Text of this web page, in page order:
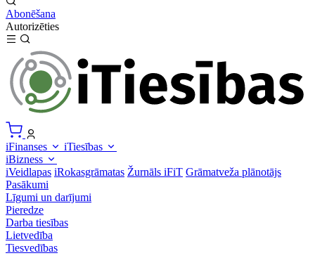
Abonēšana
Autorizēties
iFinanses
iTiesības
iBizness
iVeidlapas iRokasgrāmatas Žurnāls iFiT Grāmatveža plānotājs
Pasākumi
Līgumi un darījumi
Pieredze
Darba tiesības
Lietvedība
Tiesvedības